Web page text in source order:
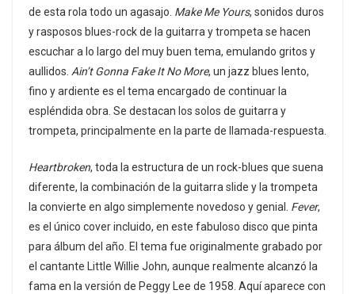
de esta rola todo un agasajo. Make Me Yours, sonidos duros
y rasposos blues-rock de la guitarra y trompeta se hacen
escuchar a lo largo del muy buen tema, emulando gritos y
aullidos. Ain’t Gonna Fake It No More, un jazz blues lento,
fino y ardiente es el tema encargado de continuar la
espléndida obra. Se destacan los solos de guitarra y
trompeta, principalmente en la parte de llamada-respuesta.
Heartbroken, toda la estructura de un rock-blues que suena
diferente, la combinación de la guitarra slide y la trompeta
la convierte en algo simplemente novedoso y genial. Fever,
es el único cover incluido, en este fabuloso disco que pinta
para álbum del año. El tema fue originalmente grabado por
el cantante Little Willie John, aunque realmente alcanzó la
fama en la versión de Peggy Lee de 1958. Aquí aparece con